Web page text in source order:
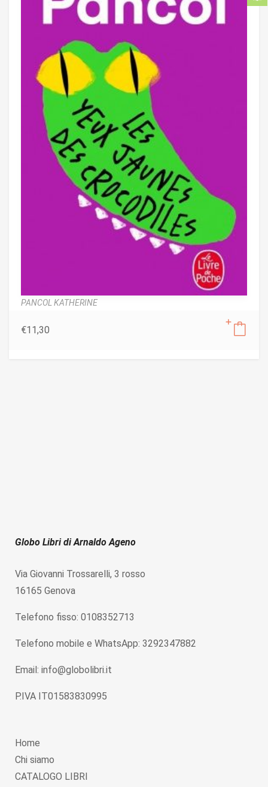
PANCOL KATHERINE
€11,30
Globo Libri di Arnaldo Ageno
Via Giovanni Trossarelli, 3 rosso
16165 Genova
Telefono fisso: 0108352713
Telefono mobile e WhatsApp: 3292347882
Email: info@globolibri.it
P.IVA IT01583830995
Home
Chi siamo
CATALOGO LIBRI